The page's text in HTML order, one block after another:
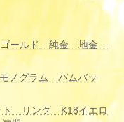
ールド 純金 地金
ノグラム バムバッ
ト リング K18イエロ